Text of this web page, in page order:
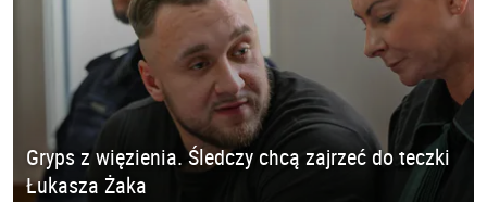
Gryps z więzienia. Śledczy chcą zajrzeć do teczki
Łukasza Żaka